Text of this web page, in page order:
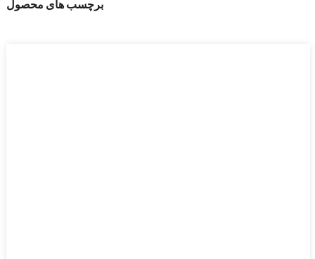
برچسب های محصول